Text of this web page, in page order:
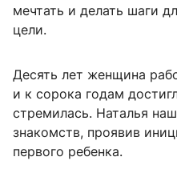
мечтать и делать шаги
цели.
Десять лет женщина
и к сорока годам
стремилась. Наталья
знакомств, проявив
первого ребенка.